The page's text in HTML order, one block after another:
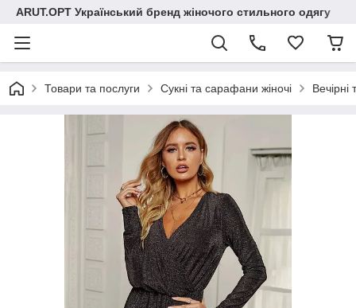
ARUT.OPT Український бренд жіночого стильного одягу
Товари та послуги Сукні та сарафани жіночі Вечірні